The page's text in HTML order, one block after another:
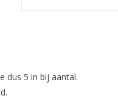
dus 5 in bij aantal.